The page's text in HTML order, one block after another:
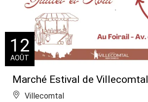
Marché Estival de Villecomtal
12
AOÛT
Villecomtal